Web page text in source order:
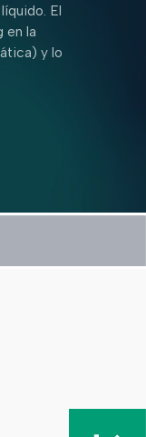
El
en la
y lo